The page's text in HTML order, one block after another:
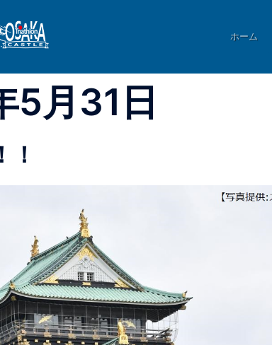
ホーム
5月31日